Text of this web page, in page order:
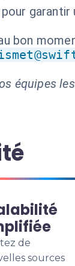
bon
équipes
de
sources